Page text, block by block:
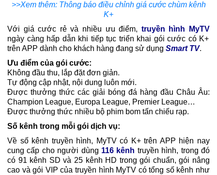
>>Xem thêm: Thông báo điều chỉnh giá cước chùm kênh
K+
Với giá cước rẻ và nhiều ưu điểm, truyền hình MyTV
ngày càng hấp dẫn khi tiếp tục triển khai gói cước có K+
trên APP dành cho khách hàng đang sử dụng Smart TV.
Ưu điểm của gói cước:
Không đầu thu, lắp đặt đơn giản.
Tự động cập nhật, nội dung luôn mới.
Được thưởng thức các giải bóng đá hàng đầu Châu Âu:
Champion League, Europa League, Premier League…
Được thưởng thức nhiều bộ phim bom tấn chiếu rạp.
Số kênh trong mỗi gói dịch vụ:
Về số kênh truyền hình, MyTV có K+ trên APP hiện nay
cung cấp cho người dùng 116 kênh truyền hình, trong đó
có 91 kênh SD và 25 kênh HD trong gói chuẩn, gói nâng
cao và gói VIP của truyền hình MyTV có tổng số kênh như